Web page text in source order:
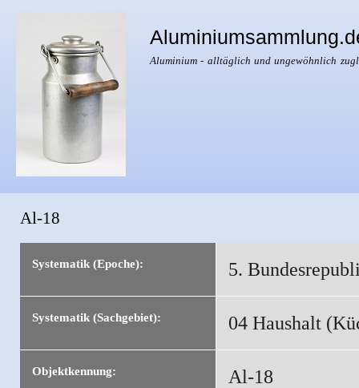
Aluminium - alltäglich und ungewöhnlich
Al-18
Systematik (Epoche): 5.
Systematik (Sachgebiet): 04 Haushalt
Objektkennung: Al-18